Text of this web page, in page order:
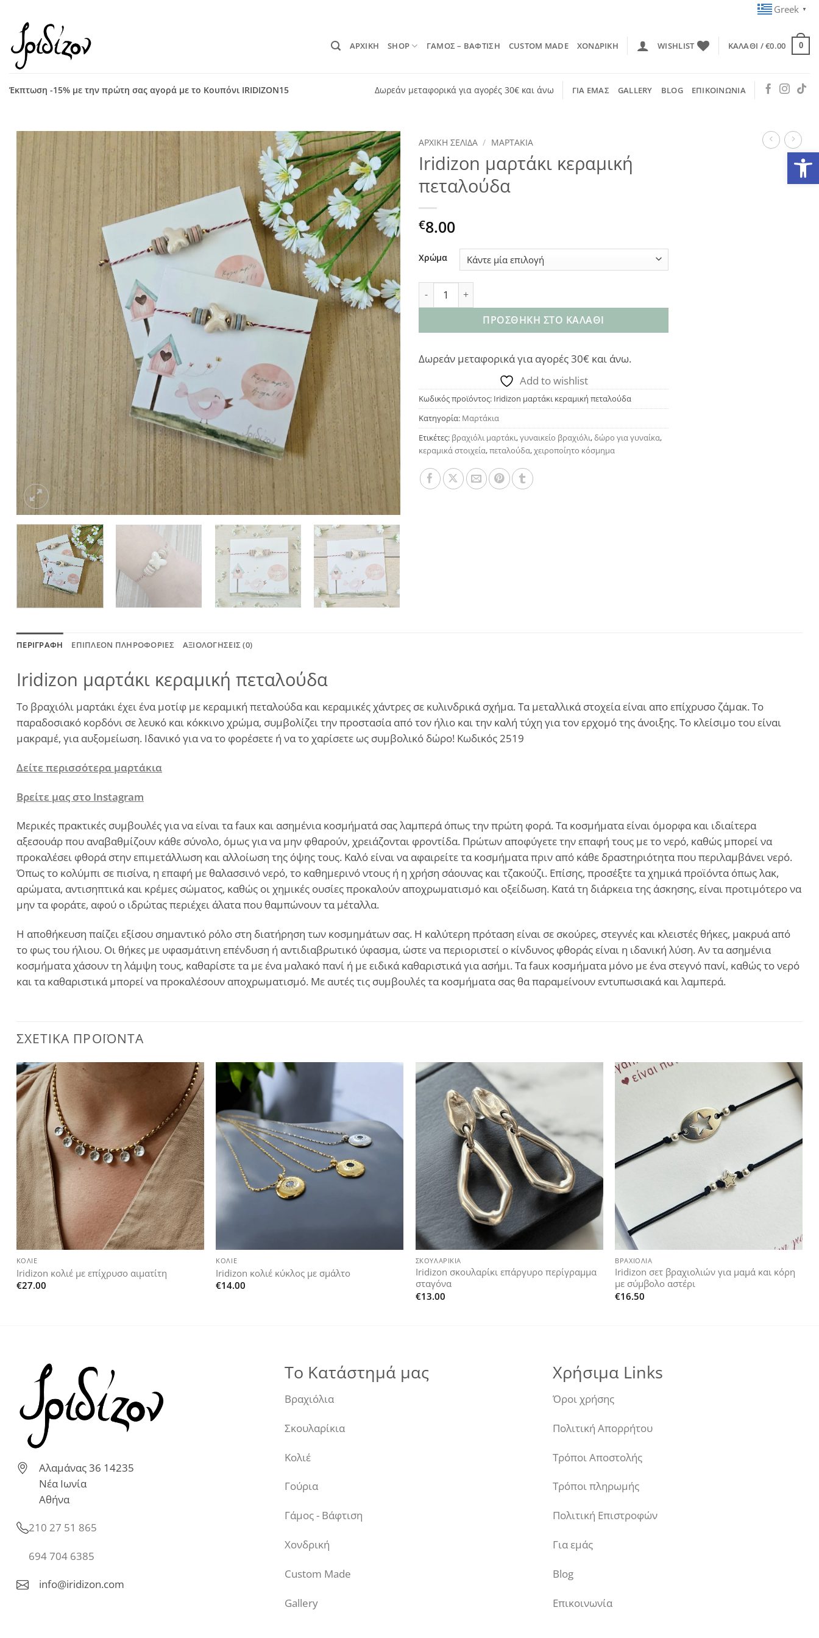
περιεχόμενο
Greek ▼
ΑΡΧΙΚΗ SHOP ΓΑΜΟΣ – ΒΑΦΤΙΣΗ CUSTOM MADE ΧΟΝΔΡΙΚΗ WISHLIST ΚΑΛΆΘΙ /€0.00 0
Έκπτωση -15% με την πρώτη σας αγορά με το Κουπόνι IRIDIZON15 Δωρεάν μεταφορικά για αγορές 30€ και άνω ΓΙΑ ΕΜΑΣ GALLERY BLOG ΕΠΙΚΟΙΝΩΝΙΑ
Add to
wishlist
ΑΡΧΙΚΉ ΣΕΛΊΔΑ / ΜΑΡΤΆΚΙΑ
Iridizon μαρτάκι κεραμική
πεταλούδα
€8.00
Χρώμα
Iridizon μαρτάκι κεραμική πεταλούδα ποσότητα
ΠΡΟΣΘΉΚΗ ΣΤΟ ΚΑΛΆΘΙ
Δωρεάν μεταφορικά για αγορές 30€ και άνω.
Add to wishlist
Κωδικός προϊόντος: Iridizon μαρτάκι κεραμική πεταλούδα
Κατηγορία: Μαρτάκια
Ετικέτες: βραχιόλι μαρτάκι,γυναικείο βραχιόλι,δώρο για γυναίκα,
κεραμικά στοιχεία,πεταλούδα,χειροποίητο κόσμημα
ΠΕΡΙΓΡΑΦΉ ΕΠΙΠΛΈΟΝ ΠΛΗΡΟΦΟΡΊΕΣ ΑΞΙΟΛΟΓΉΣΕΙΣ (0)
Iridizon μαρτάκι κεραμική πεταλούδα
Το βραχιόλι μαρτάκι έχει ένα μοτίφ με κεραμική πεταλούδα και κεραμικές χάντρες σε κυλινδρικά σχήμα. Τα μεταλλικά στοχεία είναι απο επίχρυσο ζάμακ. Το
παραδοσιακό κορδόνι σε λευκό και κόκκινο χρώμα, συμβολίζει την προστασία από τον ήλιο και την καλή τύχη για τον ερχομό της άνοιξης. Το κλείσιμο του είναι
μακραμέ, για αυξομείωση. Ιδανικό για να το φορέσετε ή να το χαρίσετε ως συμβολικό δώρο! Κωδικός 2519
Δείτε περισσότερα μαρτάκια
Βρείτε μας στο Instagram
Μερικές πρακτικές συμβουλές για να είναι τα faux και ασημένια κοσμήματά σας λαμπερά όπως την πρώτη φορά. Τα κοσμήματα είναι όμορφα και ιδιαίτερα
αξεσουάρ που αναβαθμίζουν κάθε σύνολο, όμως για να μην φθαρούν, χρειάζονται φροντίδα. Πρώτων αποφύγετε την επαφή τους με το νερό, καθώς μπορεί να
προκαλέσει φθορά στην επιμετάλλωση και αλλοίωση της όψης τους. Καλό είναι να αφαιρείτε τα κοσμήματα πριν από κάθε δραστηριότητα που περιλαμβάνει νερό.
Όπως το κολύμπι σε πισίνα, η επαφή με θαλασσινό νερό, το καθημερινό ντους ή η χρήση σάουνας και τζακούζι. Επίσης, προσέξτε τα χημικά προϊόντα όπως λακ,
αρώματα, αντισηπτικά και κρέμες σώματος, καθώς οι χημικές ουσίες προκαλούν αποχρωματισμό και οξείδωση. Κατά τη διάρκεια της άσκησης, είναι προτιμότερο να
μην τα φοράτε, αφού ο ιδρώτας περιέχει άλατα που θαμπώνουν τα μέταλλα.
Η αποθήκευση παίζει εξίσου σημαντικό ρόλο στη διατήρηση των κοσμημάτων σας. Η καλύτερη πρόταση είναι σε σκούρες, στεγνές και κλειστές θήκες, μακρυά από
το φως του ήλιου. Οι θήκες με υφασμάτινη επένδυση ή αντιδιαβρωτικό ύφασμα, ώστε να περιοριστεί ο κίνδυνος φθοράς είναι η ιδανική λύση. Αν τα ασημένια
κοσμήματα χάσουν τη λάμψη τους, καθαρίστε τα με ένα μαλακό πανί ή με ειδικά καθαριστικά για ασήμι. Τα faux κοσμήματα μόνο με ένα στεγνό πανί, καθώς το νερό
και τα καθαριστικά μπορεί να προκαλέσουν αποχρωματισμό. Με αυτές τις συμβουλές τα κοσμήματα σας θα παραμείνουν εντυπωσιακά και λαμπερά.
ΣΧΕΤΙΚΆ ΠΡΟΪΌΝΤΑ
Add to
wishlist
+
ΚΟΛΙΈ
Iridizon κολιέ με επίχρυσο αιματίτη
€27.00
ΚΟΛΙΈ
Iridizon κολιέ κύκλος με σμάλτο
€14.00
ΣΚΟΥΛΑΡΊΚΙΑ
Iridizon σκουλαρίκι επάργυρο περίγραμμα
σταγόνα
€13.00
Add to
+
ΒΡΑΧΙΌΛΙΑ
Iridizon σετ βραχιολιών για μαμά και κόρη
με σύμβολο αστέρι
€16.50
Αλαμάνας 36 14235
Νέα Ιωνία
Αθήνα
210 27 51 865
694 704 6385
info@iridizon.com
Το Κατάστημά μας
Βραχιόλια
Σκουλαρίκια
Κολιέ
Γούρια
Γάμος - Βάφτιση
Χονδρική
Custom Made
Gallery
Χρήσιμα Links
Όροι χρήσης
Πολιτική Απορρήτου
Τρόποι Αποστολής
Τρόποι πληρωμής
Πολιτική Επιστροφών
Για εμάς
Blog
Επικοινωνία